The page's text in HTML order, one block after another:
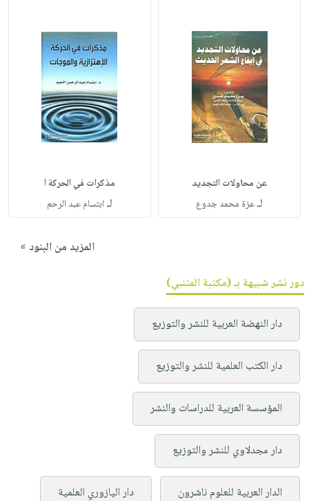
عن محاولات التجديد
لـعزة محمد جدوع
مذكرات في الحركة ا
لـ ابتسام عبد الرحم
المزيد من البنود »
دور نشر شبيهة بـ (مكتبة المتنبي)
دار النهضة العربية للنشر والتوزيع
دار الكتب العلمية للنشر والتوزيع
المؤسسة العربية للدراسات والنشر
دار مجدلاوي للنشر والتوزيع
الدار العربية للعلوم ناشرون دار اليازوري العلمية